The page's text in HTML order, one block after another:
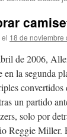
18 de noviembre
de 2006,
en la segunda
convertidos
un partido
solo por
Reggie Miller.